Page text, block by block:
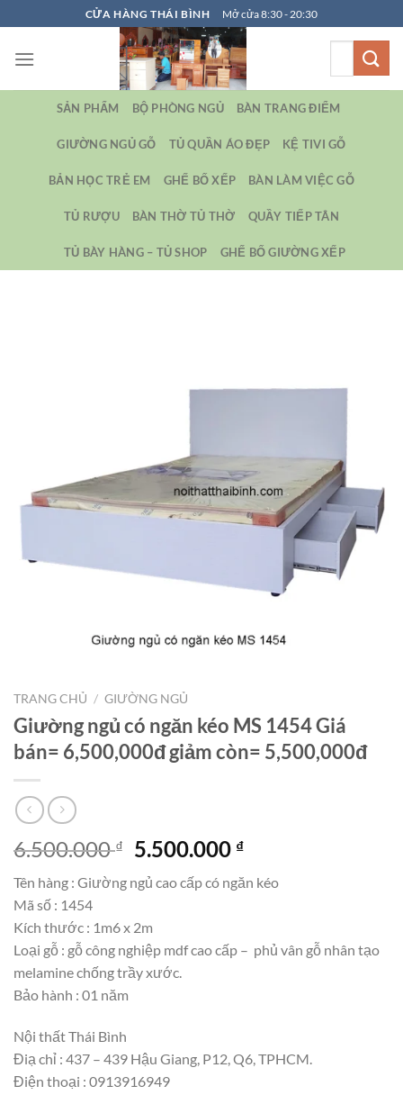
qua
nội
CỬA HÀNG THÁI BÌNH Mở cửa 8:30 - 20:30
SẢN PHẨM BỘ PHÒNG NGỦ BÀN TRANG ĐIỂM
GIƯỜNG NGỦ GỖ TỦ QUẦN ÁO ĐẸP KỆ TIVI GỖ
BẢN HỌC TRẺ EM GHẾ BỐ XẾP BÀN LÀM VIỆC GỖ
TỦ RƯỢU BÀN THỜ TỦ THỜ QUẦY TIẾP TÂN
TỦ BÀY HÀNG – TỦ SHOP GHẾ BỐ GIƯỜNG XẾP
TRANG CHỦ / GIƯỜNG NGỦ
Giường ngủ có ngăn kéo MS 1454 Giá
bán= 6,500,000đ giảm còn= 5,500,000đ
6.500.000₫
Giá
gốc
là:
5.500.000 ₫Giá
tại
Tên hàng : Giường ngủ cao cấp có ngăn kéo
Mã số : 1454
Kích thước : 1m6 x 2m
Loại gỗ : gỗ công nghiệp mdf cao cấp – phủ vân gỗ nhân tạo
melamine chống trầy xước.
Bảo hành : 01 năm
Nội thất Thái Bình
Điạ chỉ : 437 – 439 Hậu Giang, P12, Q6, TPHCM.
Điện thoại : 0913916949